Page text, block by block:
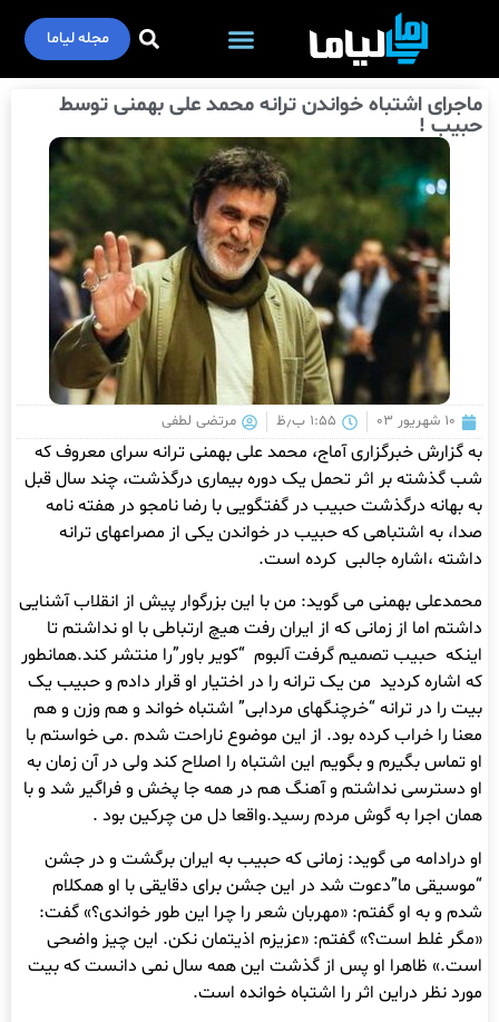
مجله لیاما
ماجرای اشتباه خواندن ترانه محمد علی بهمنی توسط
حبیب !
۱۰ شهریور ۰۳ ۱:۵۵ ب٫ظ مرتضی لطفی
به گزارش خبرگزاری آماج، محمد علی بهمنی ترانه سرای معروف که
شب گذشته بر اثر تحمل یک دوره بیماری درگذشت، چند سال قبل
به بهانه درگذشت حبیب در گفتگویی با رضا نامجو در هفته نامه
صدا، به اشتباهی که حبیب در خواندن یکی از مصراعهای ترانه
داشته ،اشاره جالبی کرده است.
محمدعلی بهمنی می گوید: من با این بزرگوار پیش از انقلاب آشنایی
داشتم اما از زمانی که از ایران رفت هیچ ارتباطی با او نداشتم تا
اینکه حبیب تصمیم گرفت آلبوم “کویر باور”را منتشر کند.همانطور
که اشاره کردید من یک ترانه را در اختیار او قرار دادم و حبیب یک
بیت را در ترانه “خرچنگهای مردابی” اشتباه خواند و هم وزن و هم
معنا را خراب کرده بود. از این موضوع ناراحت شدم .می خواستم با
او تماس بگیرم و بگویم این اشتباه را اصلاح کند ولی در آن زمان به
او دسترسی نداشتم و آهنگ هم در همه جا پخش و فراگیر شد و با
همان اجرا به گوش مردم رسید.واقعا دل من چرکین بود .
او درادامه می گوید: زمانی که حبیب به ایران برگشت و در جشن
“موسیقی ما”دعوت شد در این جشن برای دقایقی با او همکلام
شدم و به او گفتم: «مهربان شعر را چرا این طور خواندی؟» گفت:
«مگر غلط است؟» گفتم: «عزیزم اذیتمان نکن. این چیز واضحی
است.» ظاهرا او پس از گذشت این همه سال نمی دانست که بیت
مورد نظر دراین اثر را اشتباه خوانده است.